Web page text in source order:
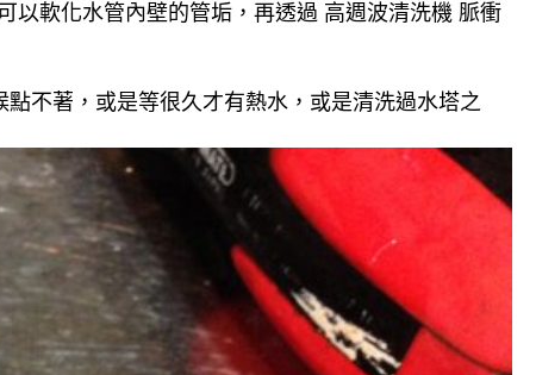
以軟化水管內壁的管垢，再透過 高週波清洗機 脈衝
不著，或是等很久才有熱水，或是清洗過水塔之